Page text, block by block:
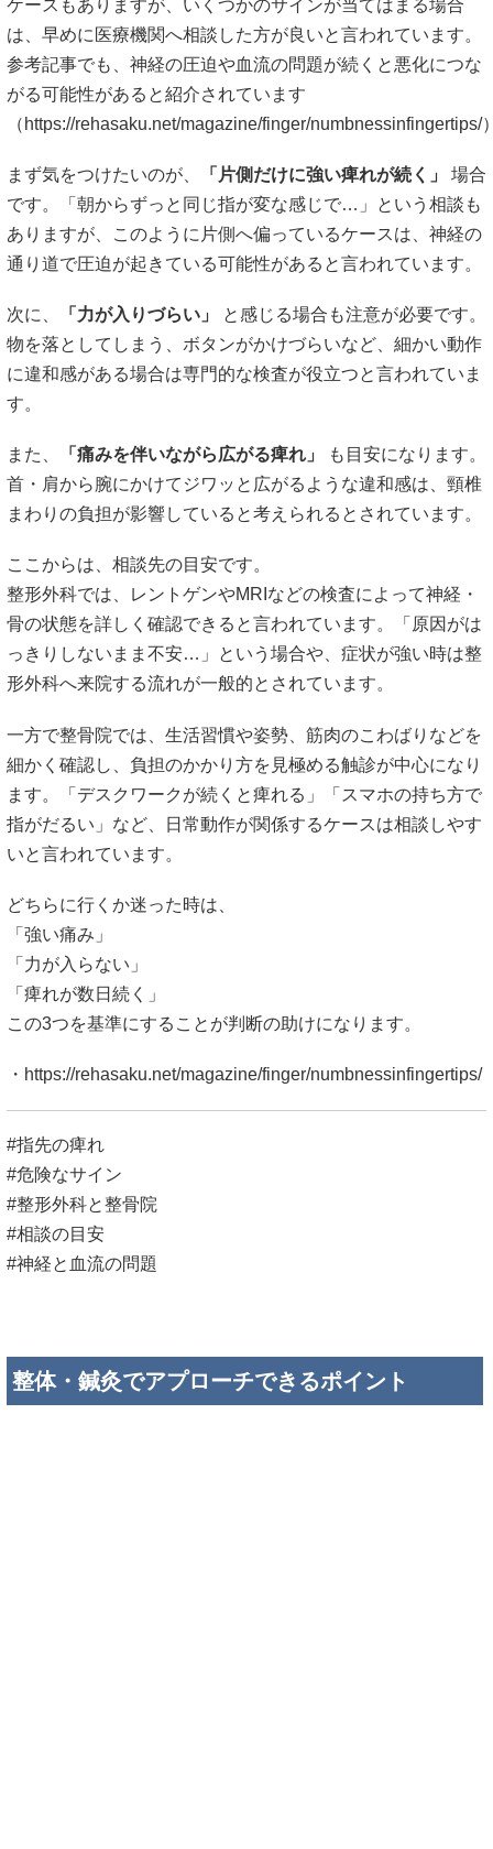
ケースもありますが、いくつかのサインが当てはまる場合
は、早めに医療機関へ相談した方が良いと言われています。
参考記事でも、神経の圧迫や血流の問題が続くと悪化につな
がる可能性があると紹介されています
（ https://rehasaku.net/magazine/finger/numbnessinfingertips/
まず気をつけたいのが、 「片側だけに強い痺れが続く」
場合
です。「朝からずっと同じ指が変な感じで…」という相談も
ありますが、このように片側へ偏っているケースは、神経の
通り道で圧迫が起きている可能性があると言われています。
次に、 「力が入りづらい」
と感じる場合も注意が必要です。
物を落としてしまう、ボタンがかけづらいなど、細かい動作
に違和感がある場合は専門的な検査が役立つと言われていま
す。
また、 「痛みを伴いながら広がる痺れ」
も目安になります。
首・肩から腕にかけてジワッと広がるような違和感は、頸椎
まわりの負担が影響していると考えられるとされています。
ここからは、相談先の目安です。
整形外科では、レントゲンやMRIなどの検査によって神経・
骨の状態を詳しく確認できると言われています。「原因がは
っきりしないまま不安…」という場合や、症状が強い時は整
形外科へ来院する流れが一般的とされています。
一方で整骨院では、生活習慣や姿勢、筋肉のこわばりなどを
細かく確認し、負担のかかり方を見極める触診が中心になり
ます。「デスクワークが続くと痺れる」「スマホの持ち方で
指がだるい」など、日常動作が関係するケースは相談しやす
いと言われています。
どちらに行くか迷った時は、
「強い痛み」
「力が入らない」
「痺れが数日続く」
この3つを基準にすることが判断の助けになります。
・ https://rehasaku.net/magazine/finger/numbnessinfingertips/
#指先の痺れ
#危険なサイン
#整形外科と整骨院
#相談の目安
#神経と血流の問題
整体・鍼灸でアプローチできるポイント